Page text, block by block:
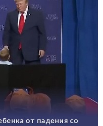
от падения со